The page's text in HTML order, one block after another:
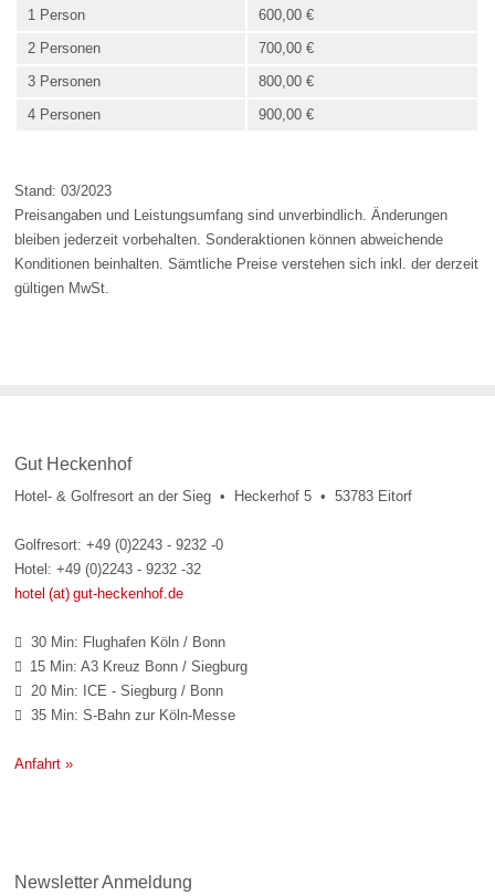
1 Person
600,00 €
2 Personen
700,00 €
3 Personen
800,00 €
4 Personen
900,00 €
Stand: 03/2023
Preisangaben und Leistungsumfang sind unverbindlich. Änderungen
bleiben jederzeit vorbehalten. Sonderaktionen können abweichende
Konditionen beinhalten. Sämtliche Preise verstehen sich inkl. der derzeit
gültigen MwSt.
Gut Heckenhof
Hotel- & Golfresort an der Sieg • Heckerhof 5 • 53783 Eitorf
Golfresort: +49 (0)2243 - 9232 -0
Hotel: +49 (0)2243 - 9232 -32
hotel (at) gut-heckenhof.de
 30 Min: Flughafen Köln / Bonn
 15 Min: A3 Kreuz Bonn / Siegburg
 20 Min: ICE - Siegburg / Bonn
 35 Min: S-Bahn zur Köln-Messe
Anfahrt »
Newsletter Anmeldung